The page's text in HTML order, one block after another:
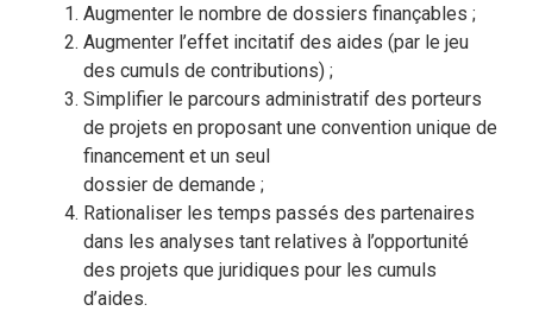
Augmenter le nombre de dossiers finançables ;
Augmenter l’effet incitatif des aides (par le jeu
des cumuls de contributions) ;
Simplifier le parcours administratif des porteurs
de projets en proposant une convention unique de
financement et un seul
dossier de demande ;
Rationaliser les temps passés des partenaires
dans les analyses tant relatives à l’opportunité
des projets que juridiques pour les cumuls
d’aides.